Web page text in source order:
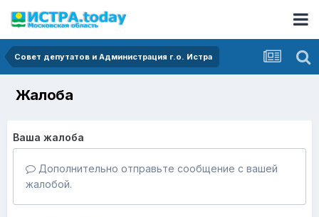
Совет депутатов и Администрация г.о. Истра
Жалоба
Ваша жалоба
Дополнительно отправьте сообщение с вашей
жалобой.